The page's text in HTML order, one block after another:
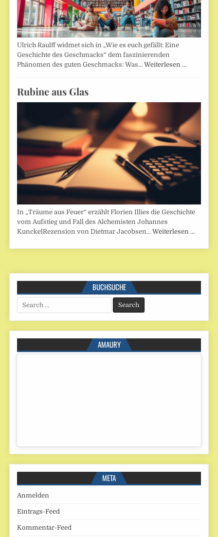
Ulrich Raulff widmet sich in „Wie es euch gefällt: Eine
Geschichte des Geschmacks“ dem faszinierenden
Phänomen des guten Geschmacks: Was…Weiterlesen …
Rubine aus Glas
In „Träume aus Feuer“ erzählt Florien Illies die Geschichte
vom Aufstieg und Fall des Alchemisten Johannes
KunckelRezension von Dietmar Jacobsen…Weiterlesen …
BUCHSUCHE
Search
for:
AMAURY
META
Anmelden
Eintrags-Feed
Kommentar-Feed